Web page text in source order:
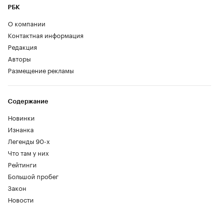
РБК
О компании
Контактная информация
Редакция
Авторы
Размещение рекламы
Содержание
Новинки
Изнанка
Легенды 90-х
Что там у них
Рейтинги
Большой пробег
Закон
Новости